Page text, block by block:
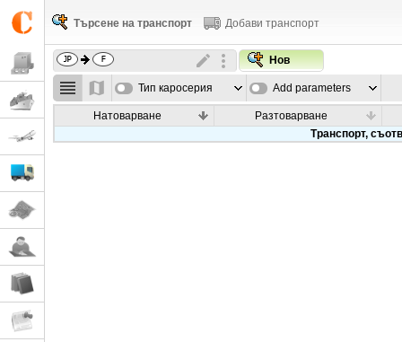
Търсене на транспорт Добави транспорт
Нов
Тип каросерия Add parameters
Натоварване
Разтоварване
Транспорт,